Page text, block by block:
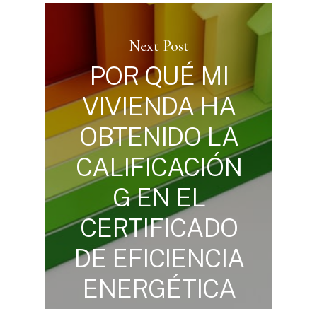
Next Post
POR QUÉ MI
VIVIENDA HA
OBTENIDO LA
CALIFICACIÓN
G EN EL
CERTIFICADO
DE EFICIENCIA
ENERGÉTICA